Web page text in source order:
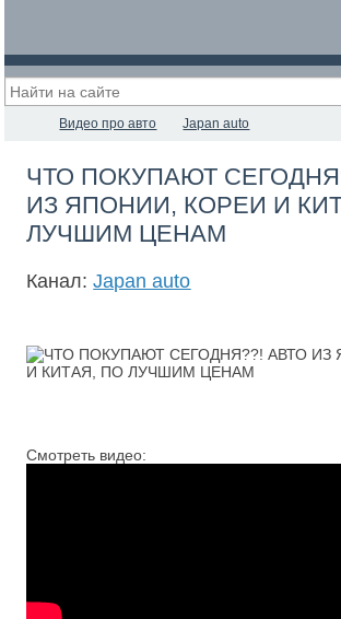
Видео про авто Japan auto
ЧТО ПОКУПАЮТ
ИЗ ЯПОНИИ, КОРЕИ И
ЛУЧШИМ ЦЕНАМ
Канал:Japan auto
Смотреть видео: